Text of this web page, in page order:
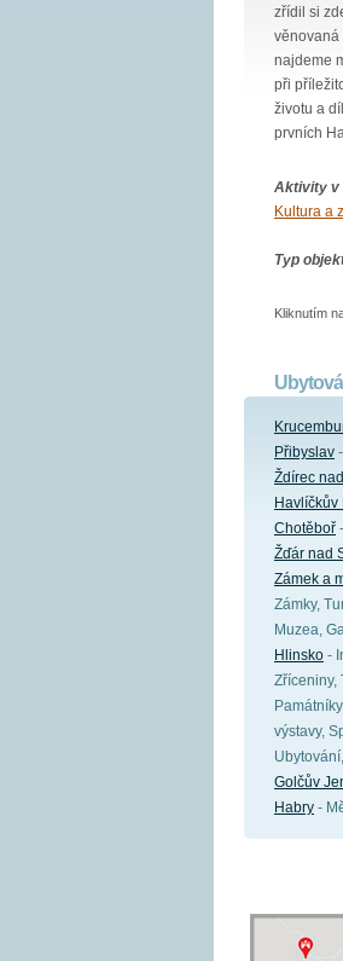
zřídil si
věnovaná
najdeme
při
životu a
prvních
Aktivity v
Kultura a
Typ
Kliknutím
Přibyslav
Ždírec
Havlíčkův
Chotěboř
Žďár nad
Zámek a
Zámky,
Muzea,
Hlinsko -
Zříceniny,
výstavy,
Golčův
Habry -